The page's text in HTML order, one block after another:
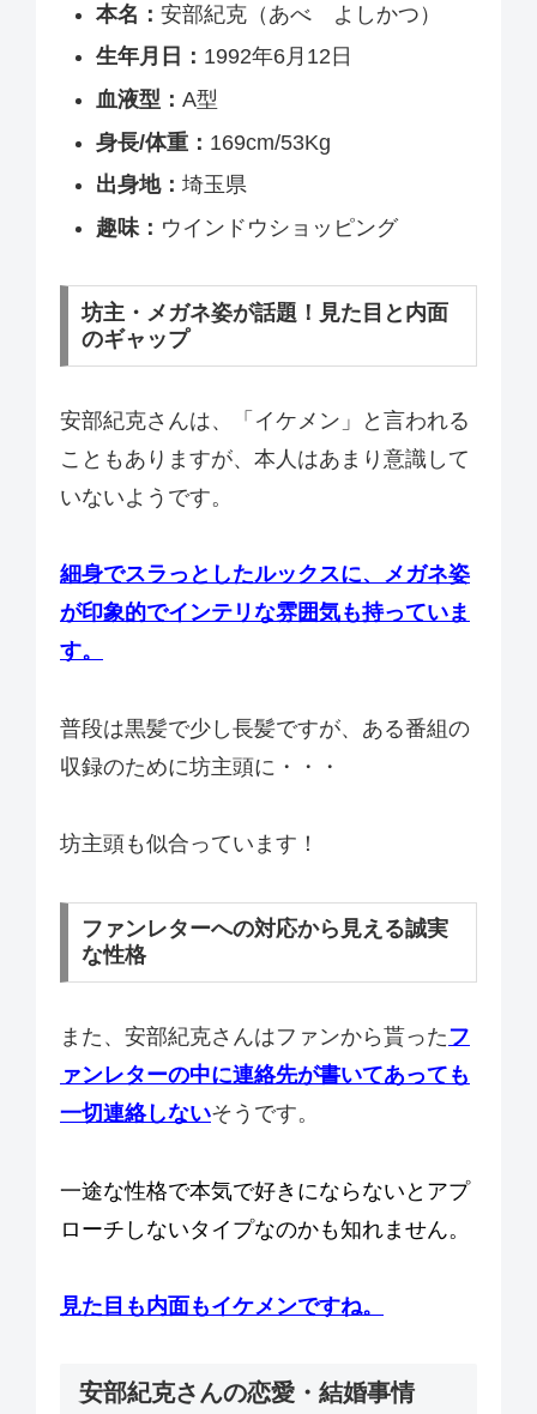
本名： 安部紀克（あべ よしかつ）
生年月日： 1992年6月12日
血液型： A型
身長/体重： 169cm/53Kg
出身地： 埼玉県
趣味： ウインドウショッピング
坊主・メガネ姿が話題！見た目と内面
のギャップ
安部紀克さんは、「イケメン」と言われる
こともありますが、本人はあまり意識して
いないようです。
細身でスラっとしたルックスに、メガネ姿
が印象的でインテリな雰囲気も持っていま
す。
普段は黒髪で少し長髪ですが、ある番組の
収録のために坊主頭に・・・
坊主頭も似合っています！
ファンレターへの対応から見える誠実
な性格
また、安部紀克さんはファンから貰った フ
ァンレターの中に連絡先が書いてあっても
一切連絡しないそうです。
一途な性格で本気で好きにならないとアプ
ローチしないタイプなのかも知れません。
見た目も内面もイケメンですね。
安部紀克さんの恋愛・結婚事情